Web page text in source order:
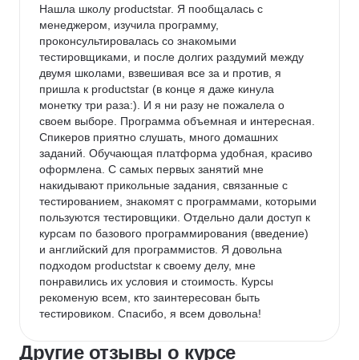
Нашла школу productstar. Я пообщалась с
менеджером, изучила программу,
проконсультировалась со знакомыми
тестировщиками, и после долгих раздумий между
двумя школами, взвешивая все за и против, я
пришла к productstar (в конце я даже кинула
монетку три раза:). И я ни разу не пожалела о
своем выборе. Программа объемная и интересная.
Спикеров приятно слушать, много домашних
заданий. Обучающая платформа удобная, красиво
оформлена. С самых первых занятий мне
накидывают прикольные задания, связанные с
тестированием, знакомят с программами, которыми
пользуются тестировщики. Отдельно дали доступ к
курсам по базового программирования (введение)
и английский для программистов. Я довольна
подходом productstar к своему делу, мне
понравились их условия и стоимость. Курсы
рекоменую всем, кто заинтересован быть
тестировиком. Спасибо, я всем довольна!
Другие отзывы о курсе